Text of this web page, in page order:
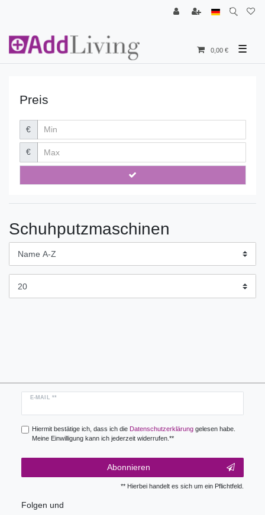
0,00 € ☰
Preis
€
€
Schuhputzmaschinen
E-MAIL **
Newsletter
Hiermit bestätige ich, dass ich die Daten­schutz­erklärunggelesen habe.
Meine Einwilligung kann ich jederzeit widerrufen.**
Abonnieren
** Hierbei handelt es sich um ein Pflichtfeld.
Folgen und